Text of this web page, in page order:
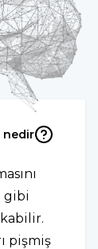
nedir
gibi
pişmiş